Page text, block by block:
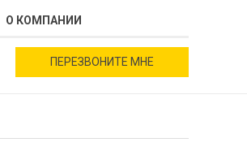
О КОМПАНИИ
ПЕРЕЗВОНИТЕ МНЕ